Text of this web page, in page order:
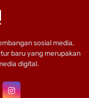
sosial media,
baru yang merupakan
digital.